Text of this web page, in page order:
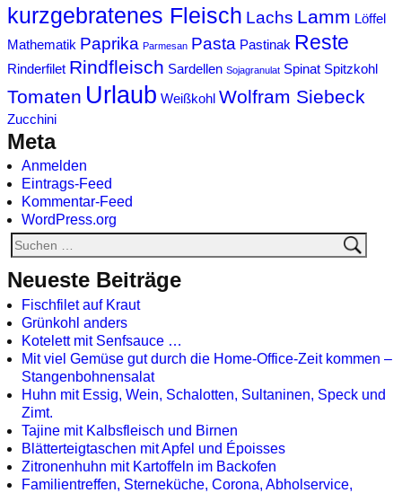
kurzgebratenes Fleisch Lachs Lamm Löffel
Mathematik Paprika Parmesan Pasta Pastinak Reste
Rinderfilet Rindfleisch Sardellen Sojagranulat Spinat Spitzkohl
Tomaten Urlaub Weißkohl Wolfram Siebeck
Zucchini
Meta
Anmelden
Eintrags-Feed
Kommentar-Feed
WordPress.org
Neueste Beiträge
Fischfilet auf Kraut
Grünkohl anders
Kotelett mit Senfsauce …
Mit viel Gemüse gut durch die Home-Office-Zeit kommen –
Stangenbohnensalat
Huhn mit Essig, Wein, Schalotten, Sultaninen, Speck und
Zimt.
Tajine mit Kalbsfleisch und Birnen
Blätterteigtaschen mit Apfel und Époisses
Zitronenhuhn mit Kartoffeln im Backofen
Familientreffen, Sterneküche, Corona, Abholservice,